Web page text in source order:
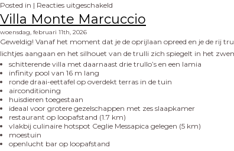
Posted in | Reacties uitgeschakeld
Villa Monte Marcuccio
woensdag, februari 11th, 2026
Geweldig! Vanaf het moment dat je de oprijlaan opreed en je de rij
lichtjes aangaan en het silhouet van de trulli zich spiegelt in het
schitterende villa met daarnaast drie trullo’s en een lamia
infinity pool van 16 m lang
ronde draai-eettafel op overdekt terras in de tuin
airconditioning
huisdieren toegestaan
ideaal voor grotere gezelschappen met zes slaapkamer
restaurant op loopafstand (1.7 km)
vlakbij culinaire hotspot Ceglie Messapica gelegen (5 km)
moestuin
openlucht bar op loopafstand